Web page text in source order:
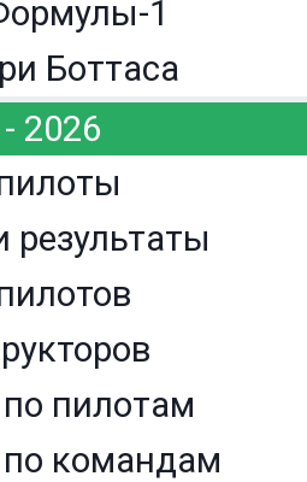
1
Боттаса
2026
результаты
пилотам
командам